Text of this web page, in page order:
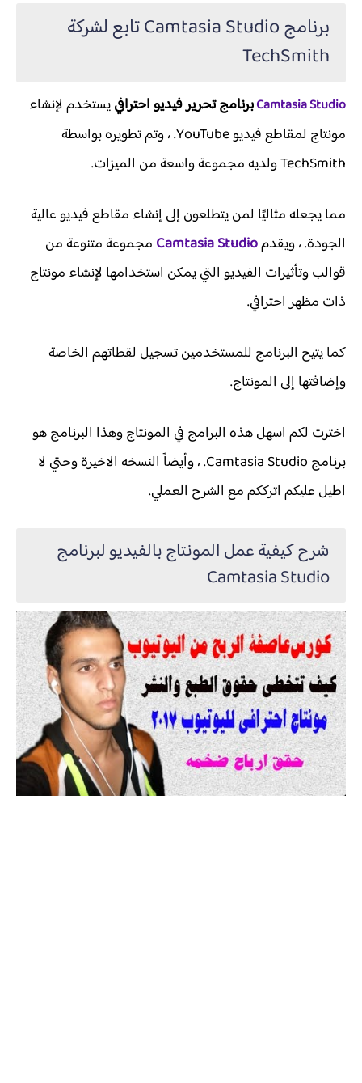
برنامج Camtasia Studio تابع لشركة
TechSmith
Camtasia Studioبرنامج تحرير فيديو احترافييستخدم لإنشاء
مونتاج لمقاطع فيديو YouTube. ، وتم تطويره بواسطة
TechSmith ولديه مجموعة واسعة من الميزات.
مما يجعله مثاليًا لمن يتطلعون إلى إنشاء مقاطع فيديو عالية
الجودة. ، ويقدمCamtasia Studio مجموعة متنوعة من
قوالب وتأثيرات الفيديو التي يمكن استخدامها لإنشاء مونتاج
ذات مظهر احترافي.
كما يتيح البرنامج للمستخدمين تسجيل لقطاتهم الخاصة
وإضافتها إلى المونتاج.
اخترت لكم اسهل هذه البرامج في المونتاج وهذا البرنامج هو
برنامج Camtasia Studio. ، وأيضاً النسخه الاخيرة وحتي لا
اطيل عليكم اترككم مع الشرح العملي.
شرح كيفية عمل المونتاج بالفيديو لبرنامج
Camtasia Studio